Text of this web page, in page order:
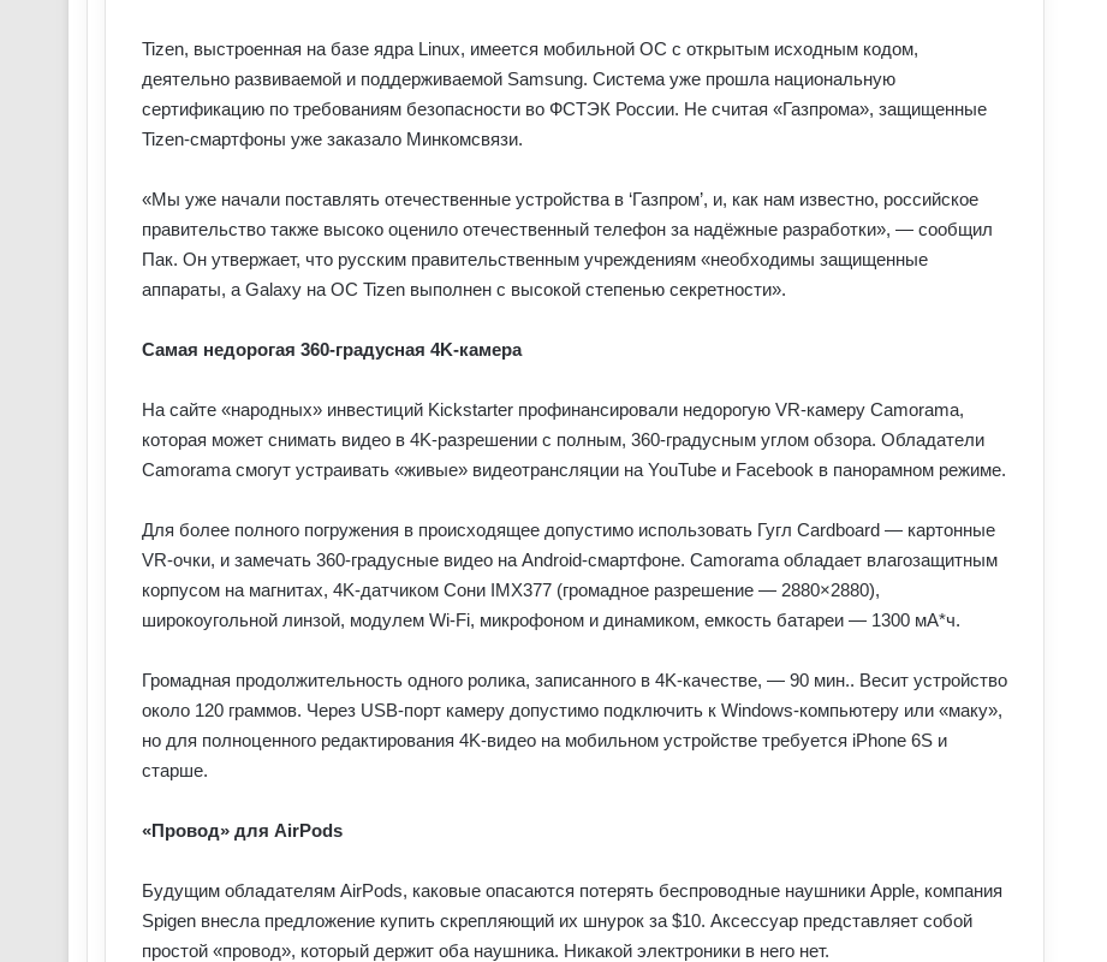
Tizen, выстроенная на базе ядра Linux, имеется мобильной ОС с открытым исходным кодом,
деятельно развиваемой и поддерживаемой Samsung. Система уже прошла национальную
сертификацию по требованиям безопасности во ФСТЭК России. Не считая «Газпрома», защищенные
Tizen-смартфоны уже заказало Минкомсвязи.
«Мы уже начали поставлять отечественные устройства в ‘Газпром’, и, как нам известно, российское
правительство также высоко оценило отечественный телефон за надёжные разработки», — сообщил
Пак. Он утвержает, что русским правительственным учреждениям «необходимы защищенные
аппараты, а Galaxy на ОС Tizen выполнен с высокой степенью секретности».
Самая недорогая 360-градусная 4K-камера
На сайте «народных» инвестиций Kickstarter профинансировали недорогую VR-камеру Camorama,
которая может снимать видео в 4K-разрешении с полным, 360-градусным углом обзора. Обладатели
Camorama смогут устраивать «живые» видеотранcляции на YouTube и Facebook в панорамном режиме.
Для более полного погружения в происходящее допустимо использовать Гугл Cardboard — картонные
VR-очки, и замечать 360-градусные видео на Android-смартфоне. Camorama обладает влагозащитным
корпусом на магнитах, 4K-датчиком Сони IMX377 (громадное разрешение — 2880×2880),
широкоугольной линзой, модулем Wi-Fi, микрофоном и динамиком, емкость батареи — 1300 мА*ч.
Громадная продолжительность одного ролика, записанного в 4K-качестве, — 90 мин.. Весит устройство
около 120 граммов. Через USB-порт камеру допустимо подключить к Windows-компьютеру или «маку»,
но для полноценного редактирования 4K-видео на мобильном устройстве требуется iPhone 6S и
старше.
«Провод» для AirPods
Будущим обладателям AirPods, каковые опасаются потерять беспроводные наушники Apple, компания
Spigen внесла предложение купить скрепляющий их шнурок за $10. Аксессуар представляет собой
простой «провод», который держит оба наушника. Никакой электроники в него нет.